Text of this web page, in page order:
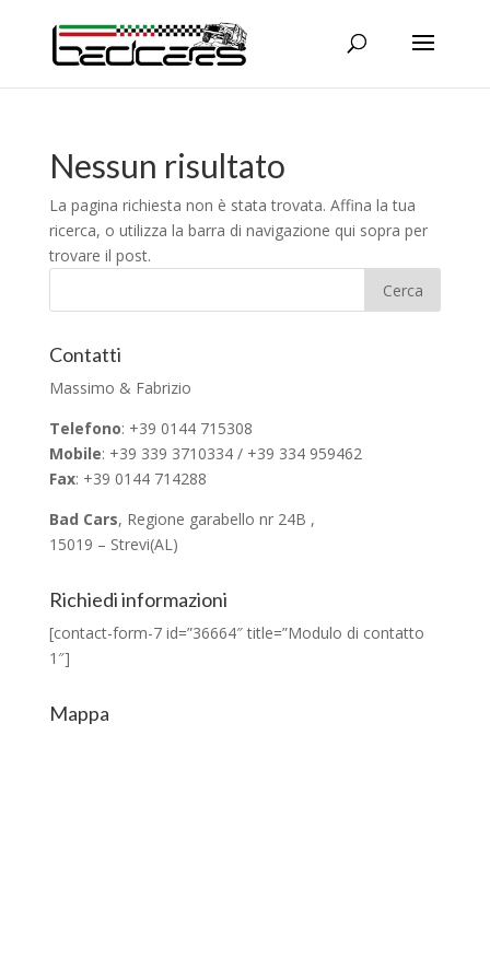
Nessun risultato
La pagina richiesta non è stata trovata. Affina la tua
ricerca, o utilizza la barra di navigazione qui sopra per
trovare il post.
Contatti
Massimo & Fabrizio
Telefono: +39 0144 715308
Mobile: +39 339 3710334 / +39 334 959462
Fax: +39 0144 714288
Bad Cars, Regione garabello nr 24B ,
15019 – Strevi(AL)
Richiedi informazioni
[contact-form-7 id=”36664″ title=”Modulo di contatto
1″]
Mappa